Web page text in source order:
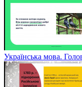
Українська мова.